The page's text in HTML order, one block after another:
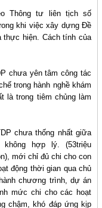
Thông tư liên tịch số
khi việc xây dựng Đề
hiện. Cách tính của
chưa yên tâm công tác
trong hành nghề khám
là trong tiêm chủng làm
chưa thống nhất giữa
hợp lý. (53triệu
mới chỉ đủ chi cho con
động thời gian qua chủ
chương trình, dự án
mức chi cho các hoạt
chậm, khó đáp ứng kịp